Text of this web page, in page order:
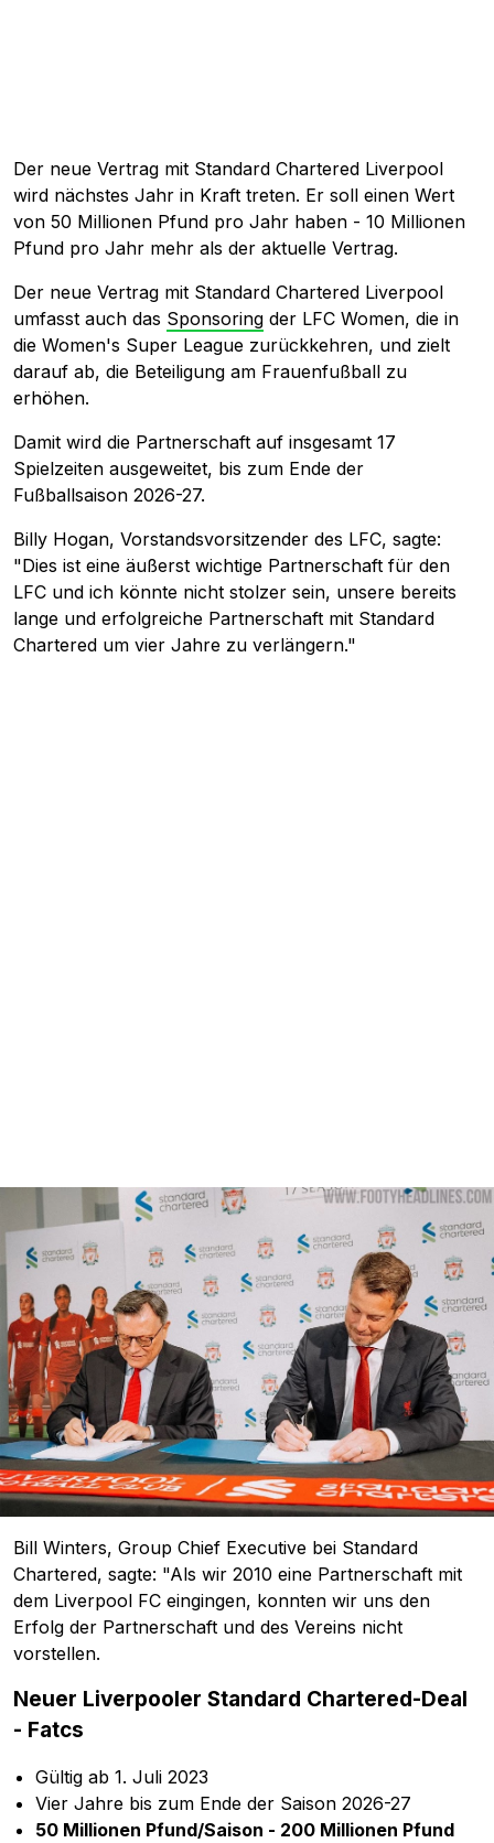
Der neue Vertrag mit Standard Chartered Liverpool
wird nächstes Jahr in Kraft treten. Er soll einen Wert
von 50 Millionen Pfund pro Jahr haben - 10 Millionen
Pfund pro Jahr mehr als der aktuelle Vertrag.
Der neue Vertrag mit Standard Chartered Liverpool
umfasst auch das Sponsoring der LFC Women, die in
die Women's Super League zurückkehren, und zielt
darauf ab, die Beteiligung am Frauenfußball zu
erhöhen.
Damit wird die Partnerschaft auf insgesamt 17
Spielzeiten ausgeweitet, bis zum Ende der
Fußballsaison 2026-27.
Billy Hogan, Vorstandsvorsitzender des LFC, sagte:
"Dies ist eine äußerst wichtige Partnerschaft für den
LFC und ich könnte nicht stolzer sein, unsere bereits
lange und erfolgreiche Partnerschaft mit Standard
Chartered um vier Jahre zu verlängern."
Bill Winters, Group Chief Executive bei Standard
Chartered, sagte: "Als wir 2010 eine Partnerschaft mit
dem Liverpool FC eingingen, konnten wir uns den
Erfolg der Partnerschaft und des Vereins nicht
vorstellen.
Neuer Liverpooler Standard Chartered-Deal
- Fatcs
Gültig ab 1. Juli 2023
Vier Jahre bis zum Ende der Saison 2026-27
50 Millionen Pfund/Saison - 200 Millionen Pfund